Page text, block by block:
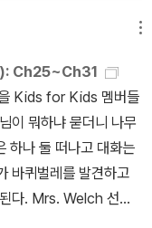
화해서 모텔 경영이
달라고 했다. 루페는
같다고 말했다. 미아
햔 바가 큰데 그럴 수는
집에 가겠다고 했지만
기했다. 미아는 모텔에
주 후 전화가 왔다. 모
경연에 미아 이야기가
, 나오는 사람도 귀엽
시간 잘 가고, 걱정
이 이야기를 재미있게
내가 있었으면 좋겠다'
만 읽기로 했다. 내가
같아... 귀여운 고양이
드는 페미니즘을 거부
든 나로서는 돌이킬
Ch25~Ch31
Kids for Kids 멤버들
이 뭐하냐 묻더니 나무
하나 둘 떠나고 대화는
바퀴벌레를 발견하고
다. Mrs. Welch 선생